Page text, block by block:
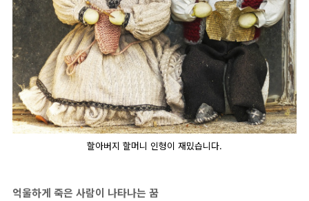
할아버지 할머니 인형이 재밌습니다.
억울하게 죽은 사람이 나타나는 꿈